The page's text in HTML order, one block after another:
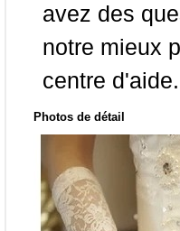
avez des
notre mieux
centre d'aide.
Photos de détail